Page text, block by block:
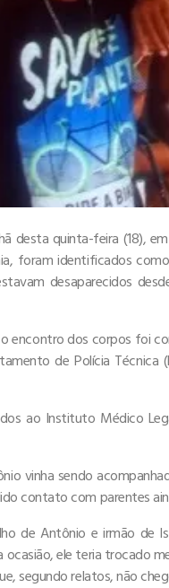
desta quinta-feira (18),
foram identificados
desaparecidos
encontro dos corpos foi
de Polícia Técnica
ao Instituto Médico
vinha sendo
contato com parentes
de Antônio e irmão
ocasião, ele teria trocado
segundo relatos, não